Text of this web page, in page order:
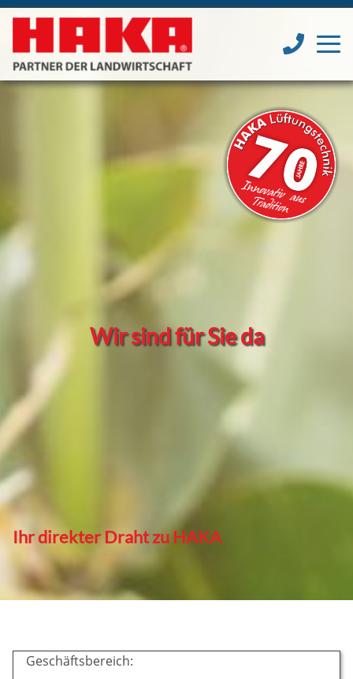
Wir sind für Sie da
Ihr direkter Draht zu HAKA
Geschäftsbereich: